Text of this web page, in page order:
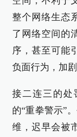
整个网络生态
了网络空间的
序，甚至可能
负面行为，加
接二连三的处
的“重拳警示”
维，迟早会被